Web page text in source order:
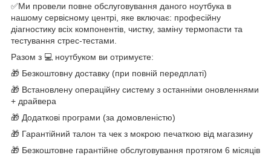
✅Ми провели повне обслуговування даного ноутбука в
нашому сервісному центрі, яке включає: професійну
діагностику всіх компонентів, чистку, заміну термопасти та
тестування стрес-тестами.
Разом з 💻 ноутбуком ви отримуєте:
🎁 Безкоштовну доставку (при повній передплаті)
🎁 Встановлену операційну систему з останніми оновленнями
+ драйвера
🎁 Додаткові програми (за домовленістю)
🎁 Гарантійний талон та чек з мокрою печаткою від магазину
🎁 Безкоштовне гарантійне обслуговування протягом 6 місяців